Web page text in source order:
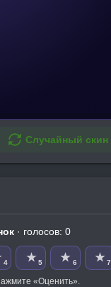
Случайный скин
· голосов: 0
4 ★ 5 ★ 6 ★ 7
«Оценить».